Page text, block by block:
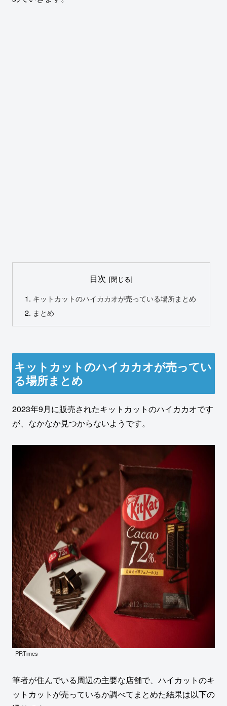
目次
キットカットのハイカカオが売っている場所まとめ
まとめ
キットカットのハイカカオが売ってい
る場所まとめ
2023年9月に販売されたキットカットのハイカカオです
が、なかなか見つからないようです。
PRTimes
筆者が住んでいる周辺の主要な店舗で、ハイカットのキ
ットカットが売っているか調べてまとめた結果は以下の